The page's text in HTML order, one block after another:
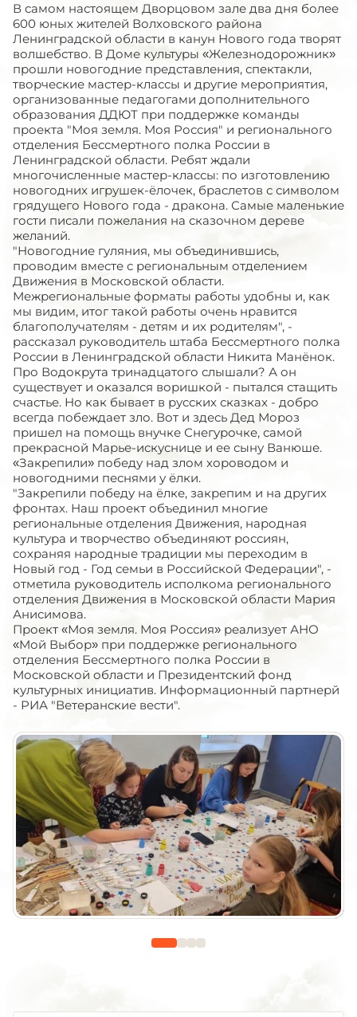
В самом настоящем Дворцовом зале два дня более
600 юных жителей Волховского района
Ленинградской области в канун Нового года творят
волшебство. В Доме культуры «Железнодорожник»
прошли новогодние представления, спектакли,
творческие мастер-классы и другие мероприятия,
организованные педагогами дополнительного
образования ДДЮТ при поддержке команды
проекта "Моя земля. Моя Россия" и регионального
отделения Бессмертного полка России в
Ленинградской области. Ребят ждали
многочисленные мастер-классы: по изготовлению
новогодних игрушек-ёлочек, браслетов с символом
грядущего Нового года - дракона. Самые маленькие
гости писали пожелания на сказочном дереве
желаний.
"Новогодние гуляния, мы объединившись,
проводим вместе с региональным отделением
Движения в Московской области.
Межрегиональные форматы работы удобны и, как
мы видим, итог такой работы очень нравится
благополучателям - детям и их родителям", -
рассказал руководитель штаба Бессмертного полка
России в Ленинградской области Никита Манёнок.
Про Водокрута тринадцатого слышали? А он
существует и оказался воришкой - пытался стащить
счастье. Но как бывает в русских сказках - добро
всегда побеждает зло. Вот и здесь Дед Мороз
пришел на помощь внучке Снегурочке, самой
прекрасной Марье-искуснице и ее сыну Ванюше.
«Закрепили» победу над злом хороводом и
новогодними песнями у ёлки.
"Закрепили победу на ёлке, закрепим и на других
фронтах. Наш проект объединил многие
региональные отделения Движения, народная
культура и творчество объединяют россиян,
сохраняя народные традиции мы переходим в
Новый год - Год семьи в Российской Федерации", -
отметила руководитель исполкома регионального
отделения Движения в Московской области Мария
Анисимова.
Проект «Моя земля. Моя Россия» реализует АНО
«Мой Выбор» при поддержке регионального
отделения Бессмертного полка России в
Московской области и Президентский фонд
культурных инициатив. Информационный партнерй
- РИА "Ветеранские вести".